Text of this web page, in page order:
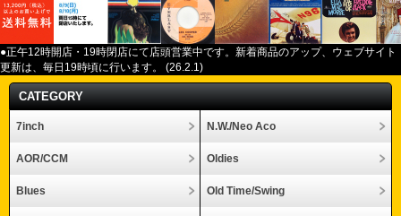
●正午12時開店・ 19時閉店にて店頭営業中です。新着商品のアップ、ウェブサイト
更新は、毎日 19時頃に行います。 (26.2.1)
CATEGORY
7inch N.W./Neo Aco
AOR/CCM Oldies
Blues Old Time/Swing